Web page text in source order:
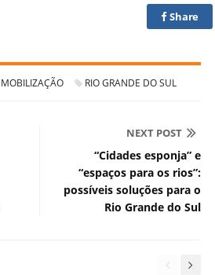
Share
MOBILIZAÇÃO RIO GRANDE DO SUL
NEXT POST
“Cidades esponja” e
“espaços para os rios”:
possíveis soluções para o
Rio Grande do Sul